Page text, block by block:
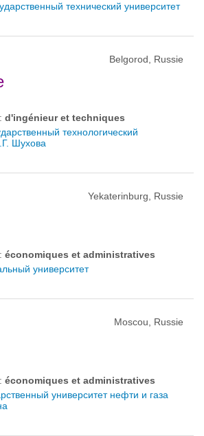
технический университет
Belgorod, Russie
d'ingénieur et techniques
технологический
Шухова
Yekaterinburg, Russie
économiques et administratives
университет
Moscou, Russie
économiques et administratives
университет нефти и газа